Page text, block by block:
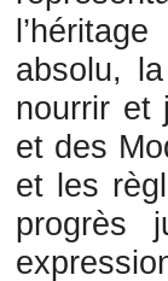
absolu,
nourrir et
et des
et les
progrès